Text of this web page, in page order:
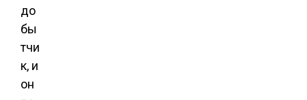
до
бы
тчи
к, и
он